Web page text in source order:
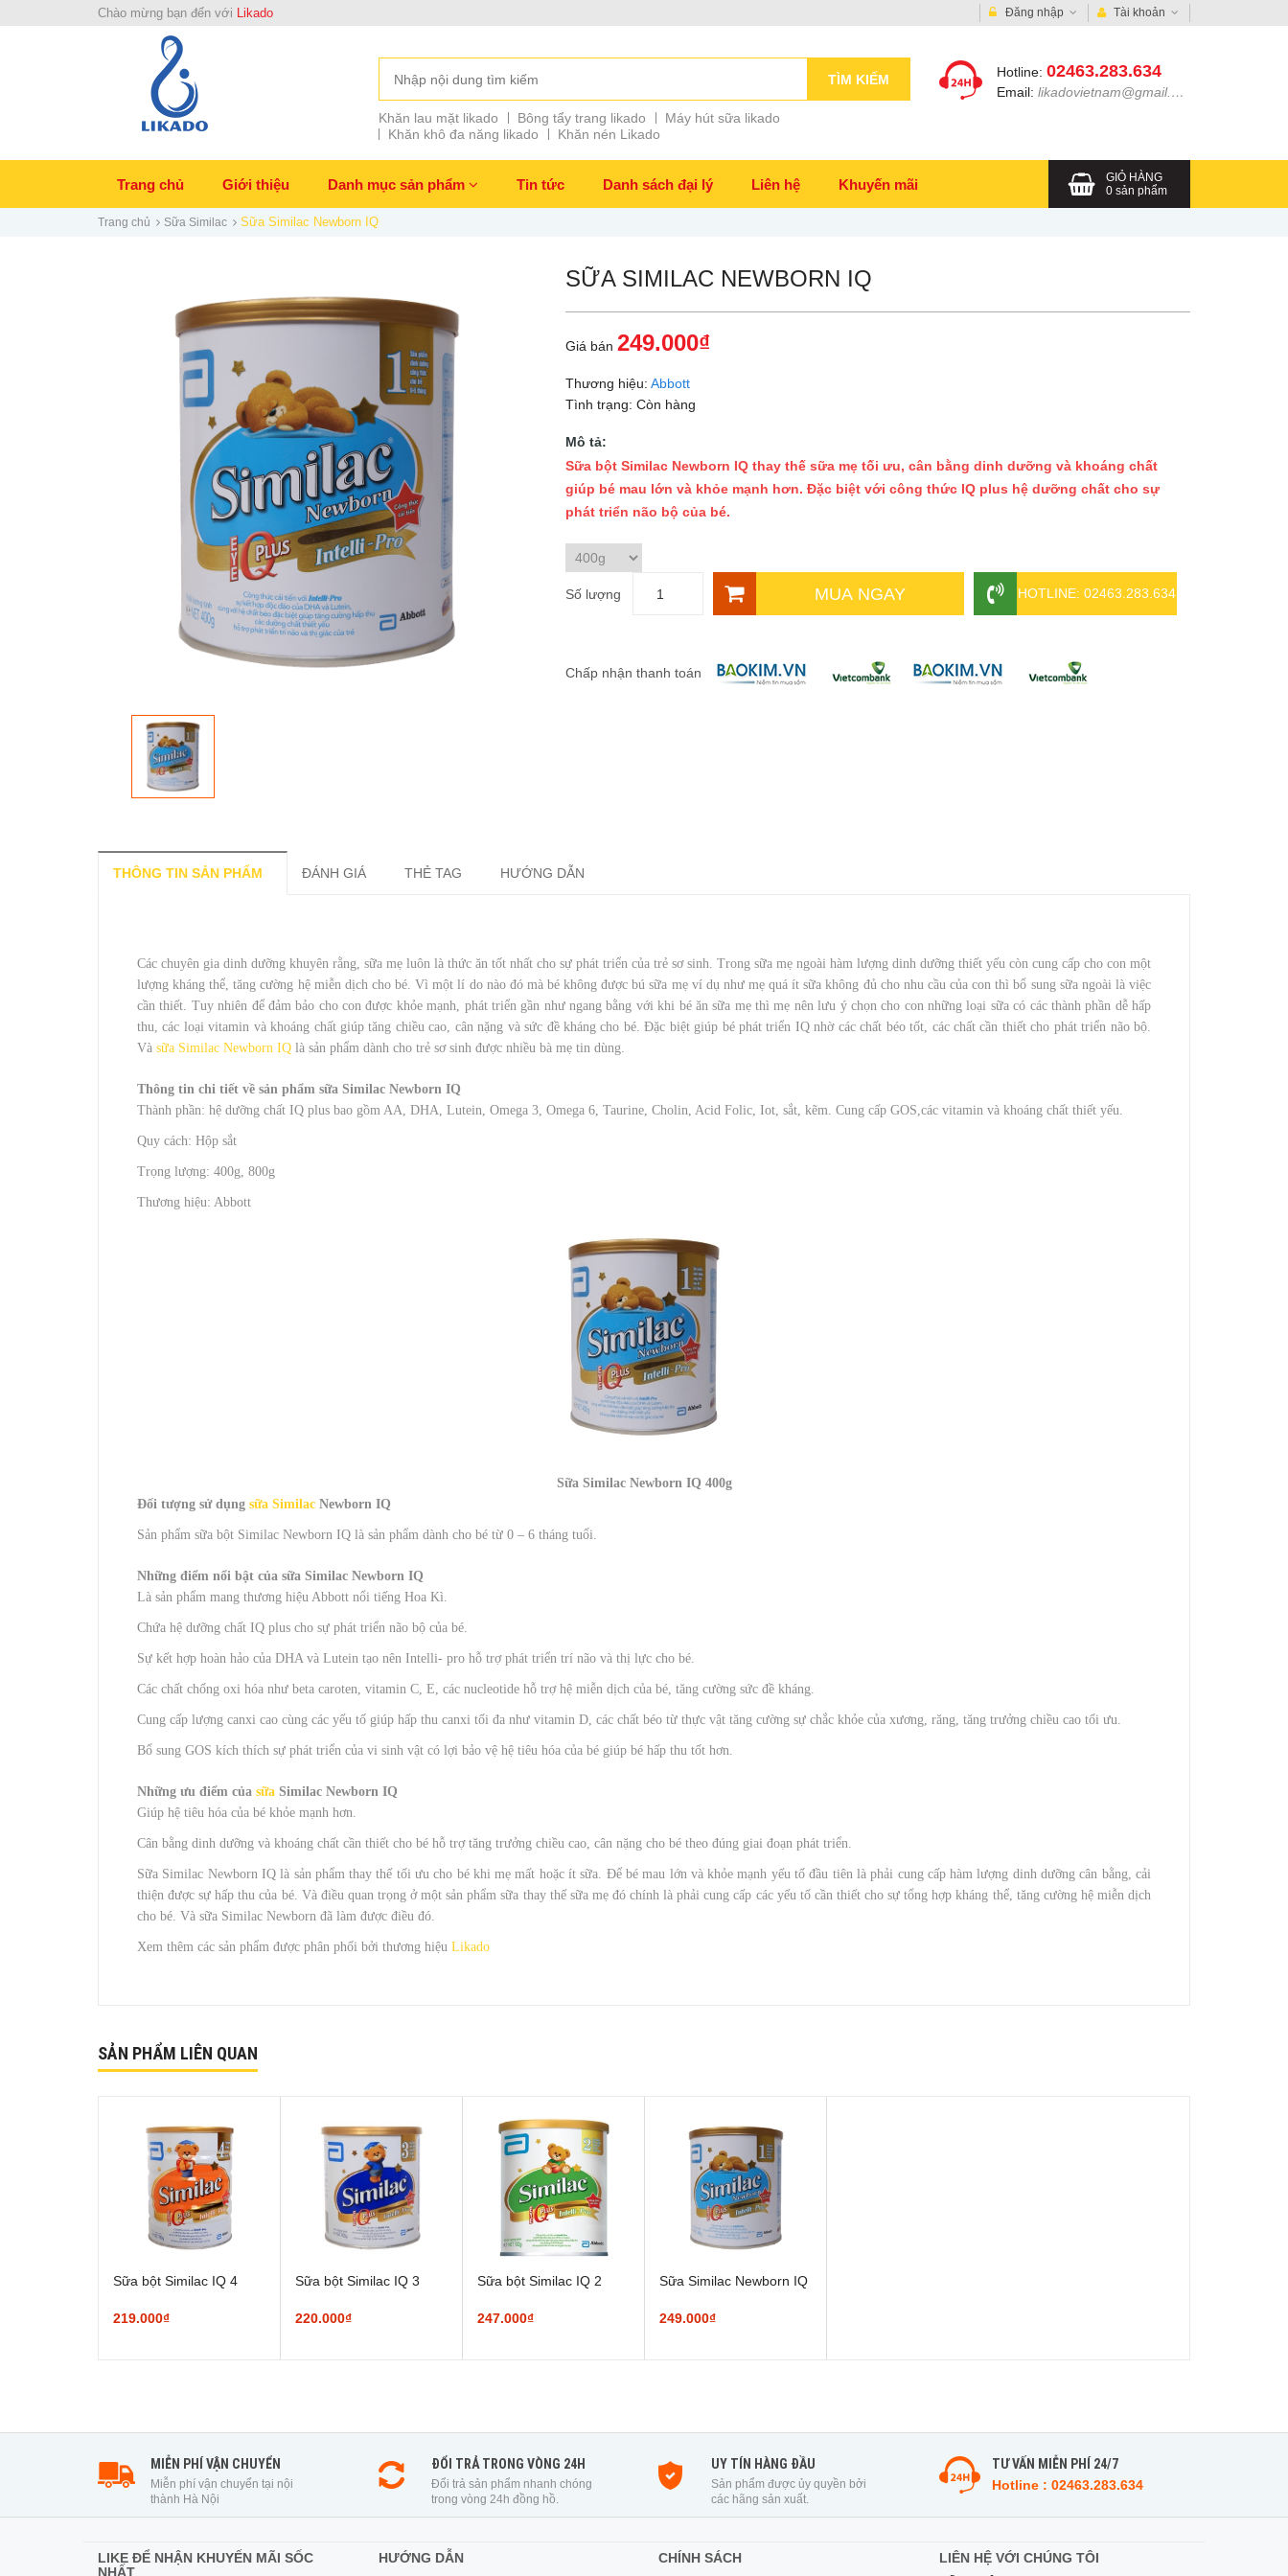
Chào mừng bạn đến với Likado Đăng nhập Tài khoản
Hotline: 02463.283.634
Email: likadovietnam@gmail.com
TÌM KIẾM
Khăn lau mặt likado Bông tẩy trang likado
Máy hút sữa likado
Khăn khô đa năng likado
Khăn nén Likado
Trang chủ Giới thiệu Danh mục sản phẩm Tin tức Danh sách đại lý Liên hệ Khuyến mãi
GIỎ HÀNG
0 sản phẩm
Trang chủ Sữa Similac Sữa Similac Newborn IQ
SỮA SIMILAC NEWBORN IQ
Giá bán 249.000₫
Thương hiệu: Abbott
Tình trạng: Còn hàng
Mô tả:
Sữa bột Similac Newborn IQ thay thế sữa mẹ tối ưu, cân bằng dinh dưỡng và khoáng chất
giúp bé mau lớn và khỏe mạnh hơn. Đặc biệt với công thức IQ plus hệ dưỡng chất cho sự
phát triển não bộ của bé.
Số lượng MUA NGAY HOTLINE: 02463.283.634
Chấp nhận thanh toán
THÔNG TIN SẢN PHẨM ĐÁNH GIÁ THẺ TAG HƯỚNG DẪN
Các chuyên gia dinh dưỡng khuyên rằng, sữa mẹ luôn là thức ăn tốt nhất cho sự phát triển của trẻ sơ sinh. Trong sữa mẹ ngoài hàm lượng dinh dưỡng thiết yếu còn cung cấp cho con một
lượng kháng thể, tăng cường hệ miễn dịch cho bé. Vì một lí do nào đó mà bé không được bú sữa mẹ ví dụ như mẹ quá ít sữa không đủ cho nhu cầu của con thì bổ sung sữa ngoài là việc
cần thiết. Tuy nhiên để đảm bảo cho con được khỏe mạnh, phát triển gần như ngang bằng với khi bé ăn sữa mẹ thì mẹ nên lưu ý chọn cho con những loại sữa có các thành phần dễ hấp
thu, các loại vitamin và khoáng chất giúp tăng chiều cao, cân nặng và sức đề kháng cho bé. Đặc biệt giúp bé phát triển IQ nhờ các chất béo tốt, các chất cần thiết cho phát triển não bộ.
Và sữa Similac Newborn IQ là sản phẩm dành cho trẻ sơ sinh được nhiều bà mẹ tin dùng.
Thông tin chi tiết về sản phẩm sữa Similac Newborn IQ
Thành phần: hệ dưỡng chất IQ plus bao gồm AA, DHA, Lutein, Omega 3, Omega 6, Taurine, Cholin, Acid Folic, Iot, sắt, kẽm. Cung cấp GOS,các vitamin và khoáng chất thiết yếu.
Quy cách: Hộp sắt
Trọng lượng: 400g, 800g
Thương hiệu: Abbott
Sữa Similac Newborn IQ 400g
Đối tượng sử dụng sữa Similac Newborn IQ
Sản phẩm sữa bột Similac Newborn IQ là sản phẩm dành cho bé từ 0 – 6 tháng tuổi.
Những điểm nổi bật của sữa Similac Newborn IQ
Là sản phẩm mang thương hiệu Abbott nổi tiếng Hoa Kì.
Chứa hệ dưỡng chất IQ plus cho sự phát triển não bộ của bé.
Sự kết hợp hoàn hảo của DHA và Lutein tạo nên Intelli- pro hỗ trợ phát triển trí não và thị lực cho bé.
Các chất chống oxi hóa như beta caroten, vitamin C, E, các nucleotide hỗ trợ hệ miễn dịch của bé, tăng cường sức đề kháng.
Cung cấp lượng canxi cao cùng các yếu tố giúp hấp thu canxi tối đa như vitamin D, các chất béo từ thực vật tăng cường sự chắc khỏe của xương, răng, tăng trưởng chiều cao tối ưu.
Bổ sung GOS kích thích sự phát triển của vi sinh vật có lợi bảo vệ hệ tiêu hóa của bé giúp bé hấp thu tốt hơn.
Những ưu điểm của sữa Similac Newborn IQ
Giúp hệ tiêu hóa của bé khỏe mạnh hơn.
Cân bằng dinh dưỡng và khoáng chất cần thiết cho bé hỗ trợ tăng trưởng chiều cao, cân nặng cho bé theo đúng giai đoạn phát triển.
Sữa Similac Newborn IQ là sản phẩm thay thế tối ưu cho bé khi mẹ mất hoặc ít sữa. Để bé mau lớn và khỏe mạnh yếu tố đầu tiên là phải cung cấp hàm lượng dinh dưỡng cân bằng, cải
thiện được sự hấp thu của bé. Và điều quan trọng ở một sản phẩm sữa thay thế sữa mẹ đó chính là phải cung cấp các yếu tố cần thiết cho sự tổng hợp kháng thể, tăng cường hệ miễn dịch
cho bé. Và sữa Similac Newborn đã làm được điều đó.
Xem thêm các sản phẩm được phân phối bởi thương hiệu Likado
SẢN PHẨM LIÊN QUAN
Sữa bột Similac IQ 4
219.000₫
Sữa bột Similac IQ 3
220.000₫
Sữa bột Similac IQ 2
247.000₫
Sữa Similac Newborn IQ
249.000₫
MIỄN PHÍ VẬN CHUYỂN
Miễn phí vận chuyển tại nội
thành Hà Nội
ĐỔI TRẢ TRONG VÒNG 24H
Đổi trả sản phẩm nhanh chóng
trong vòng 24h đồng hồ.
UY TÍN HÀNG ĐẦU
Sản phẩm được ủy quyền bởi
các hãng sản xuất.
TƯ VẤN MIỄN PHÍ 24/7
Hotline : 02463.283.634
LIKE ĐỂ NHẬN KHUYẾN MÃI SỐC
NHẤT
HƯỚNG DẪN CHÍNH SÁCH LIÊN HỆ VỚI CHÚNG TÔI